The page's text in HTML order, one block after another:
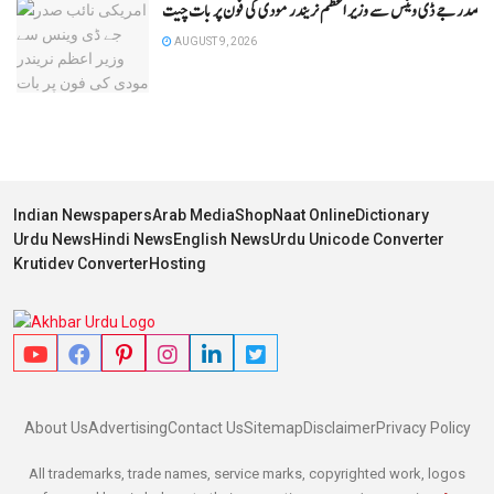
صدر جے ڈی وینس سے وزیر اعظم نریندر مودی کی فون پر بات چیت
AUGUST 9, 2026
Indian NewspapersArab MediaShopNaat OnlineDictionary
Urdu NewsHindi NewsEnglish NewsUrdu Unicode Converter
Krutidev ConverterHosting
About UsAdvertisingContact UsSitemapDisclaimerPrivacy Policy
All trademarks, trade names, service marks, copyrighted work, logos